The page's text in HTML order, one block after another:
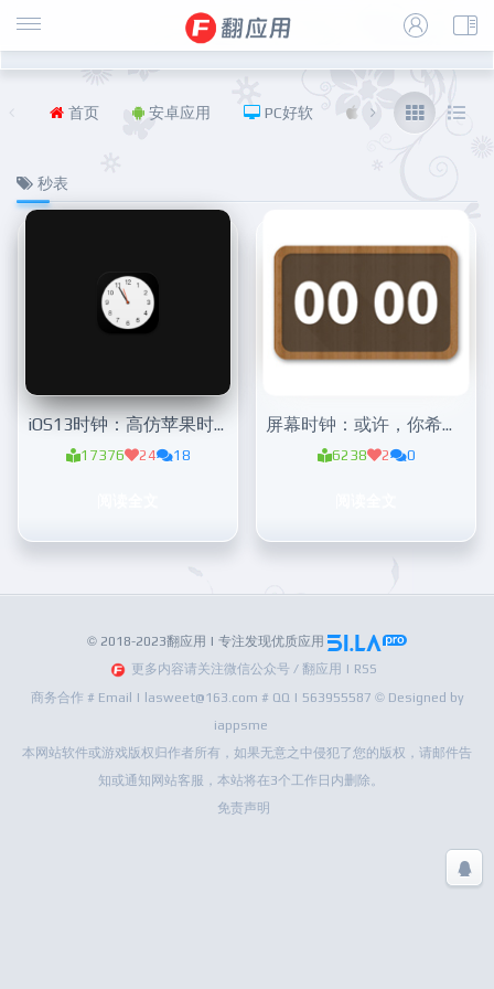
首页 安卓应用 PC好软 iOS 福利
秒表
iOS13时钟：高仿苹果时钟
17376 24 18
屏幕时钟：或许，你希望在工作、学习时桌上有这样一个时钟而无其他
6238 2 0
© 2018-2023翻应用 | 专注发现优质应用
更多内容请关注微信公众号 / 翻应用 | RSS
商务合作 # Email | lasweet@163.com # QQ | 563955587 © Designed by
iappsme
本网站软件或游戏版权归作者所有，如果无意之中侵犯了您的版权，请邮件告
知或通知网站客服，本站将在3个工作日内删除。
免责声明